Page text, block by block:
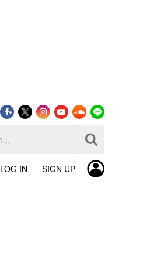
LOG IN SIGN UP